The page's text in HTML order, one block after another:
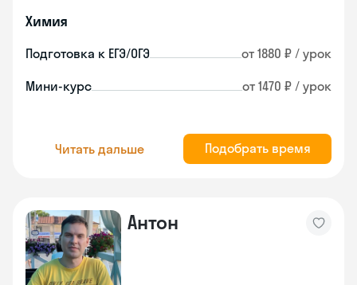
Химия
Подготовка к ЕГЭ/ОГЭ от 1880 ₽ / урок
Мини-курс от 1470 ₽ / урок
Читать дальше Подобрать время
Антон